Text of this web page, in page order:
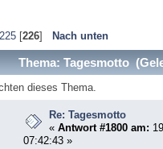
225[226] Nach unten
Thema: Tagesmotto
dieses Thema.
Re: Tagesmotto
«Antwort #1800 am:
07:42:43 »